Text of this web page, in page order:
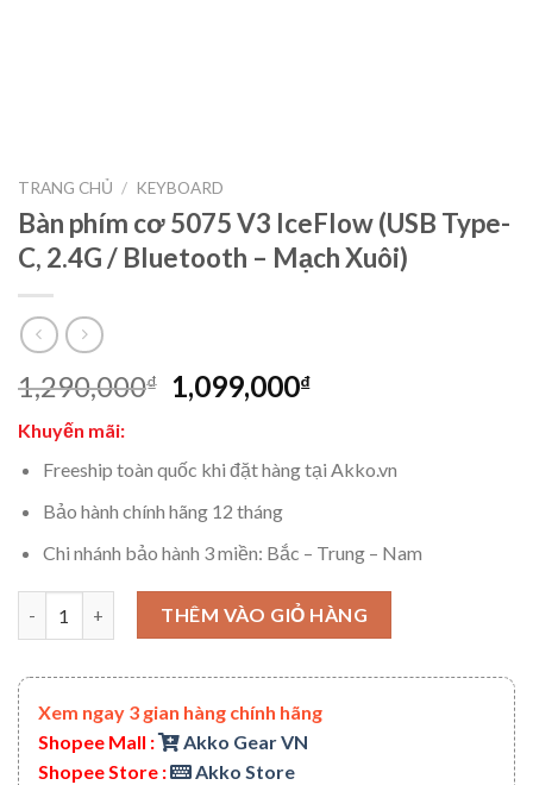
TRANG CHỦ / KEYBOARD
Bàn phím cơ 5075 V3 IceFlow (USB Type-
C, 2.4G / Bluetooth – Mạch Xuôi)
1,290,000₫ 1,099,000₫
Khuyến mãi:
Freeship toàn quốc khi đặt hàng tại Akko.vn
Bảo hành chính hãng 12 tháng
Chi nhánh bảo hành 3 miền: Bắc – Trung – Nam
Bàn phím cơ 5075 V3 IceFlow (USB Type-C, 2.4G / Bluetooth –
THÊM VÀO GIỎ HÀNG
Xem ngay 3 gian hàng chính hãng
Shopee Mall :
Akko Gear VN
Shopee Store :
Akko Store